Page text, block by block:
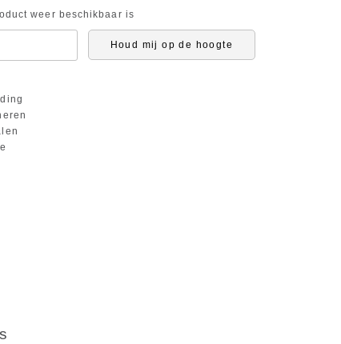
weer beschikbaar is
Houd mij op de hoogte